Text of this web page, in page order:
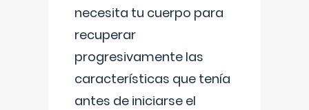
necesita tu cuerpo para
recuperar
progresivamente las
características que tenía
antes de iniciarse el